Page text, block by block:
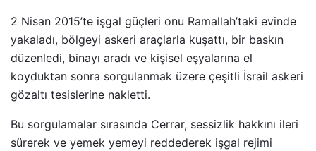
2 Nisan 2015’te işgal güçleri onu Ramallah’taki evinde
yakaladı, bölgeyi askeri araçlarla kuşattı, bir baskın
düzenledi, binayı aradı ve kişisel eşyalarına el
koyduktan sonra sorgulanmak üzere çeşitli İsrail askeri
gözaltı tesislerine nakletti.
Bu sorgulamalar sırasında Cerrar, sessizlik hakkını ileri
sürerek ve yemek yemeyi reddederek işgal rejimi